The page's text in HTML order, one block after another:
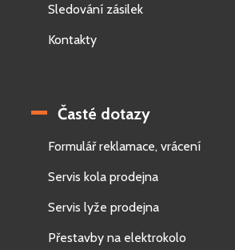
Sledování zásilek
Kontakty
Časté dotazy
Formulář reklamace, vrácení
Servis kola prodejna
Servis lyže prodejna
Přestavby na elektrokolo